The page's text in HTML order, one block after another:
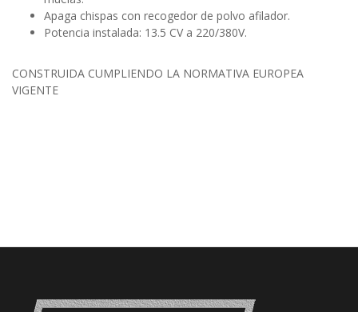
Apaga chispas con recogedor de polvo afilador.
Potencia instalada: 13.5 CV a 220/380V.
CONSTRUIDA CUMPLIENDO LA NORMATIVA EUROPEA
VIGENTE